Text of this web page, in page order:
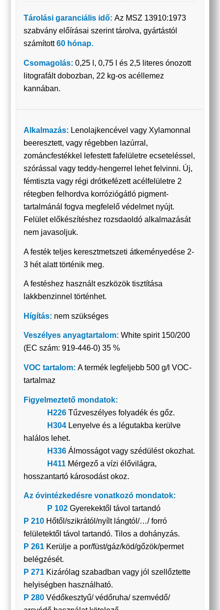
Tárolási garanciális idő:Az MSZ 13910:1973
szabvány előírásai szerint tárolva, gyártástól
számított60 hónap.
Csomagolás: 0,25 l, 0,75 l és 2,5 literes ónozott
litografált dobozban, 22 kg-os acéllemez
kannában.
Alkalmazás: Lenolajkencével vagy Xylamonnal
beeresztett, vagy régebben lazúrral,
zománcfestékkel lefestett fafelületre ecseteléssel,
szórással vagy teddy-hengerrel lehet felvinni. Új,
fémtiszta vagy régi drótkefézett acélfelületre 2
rétegben felhordva korróziógátló pigment-
tartalmánál fogva megfelelő védelmet nyújt.
Felület előkészítéshez rozsdaoldó alkalmazását
nem javasoljuk.
A festék teljes keresztmetszeti átkeményedése 2-
3 hét alatt történik meg.
A festéshez használt eszközök tisztítása
lakkbenzinnel történhet.
Hígítás: nem szükséges
Veszélyes anyagtartalom: White spirit 150/200
(EC szám: 919-446-0) 35 %
VOC tartalom:A termék legfeljebb 500 g/l VOC-
tartalmaz
Figyelmeztető mondatok:
H226 Tűzveszélyes folyadék és gőz.
H304 Lenyelve és a légutakba kerülve
halálos lehet.
H336Álmosságot vagy szédülést okozhat.
H411 Mérgező a vízi élővilágra,
hosszantartó károsodást okoz.
Az óvintézkedésre vonatkozó mondatok:
P 102 Gyerekektől távol tartandó
P 210 Hőtől/szikrától/nyílt lángtól/…/ forró
felületektől távol tartandó. Tilos a dohányzás.
P 261 Kerülje a por/füst/gáz/köd/gőzök/permet
belégzését.
P 271 Kizárólag szabadban vagy jól szellőztette
helyiségben használható.
P 280 Védőkesztyű/ védőruha/ szemvédő/